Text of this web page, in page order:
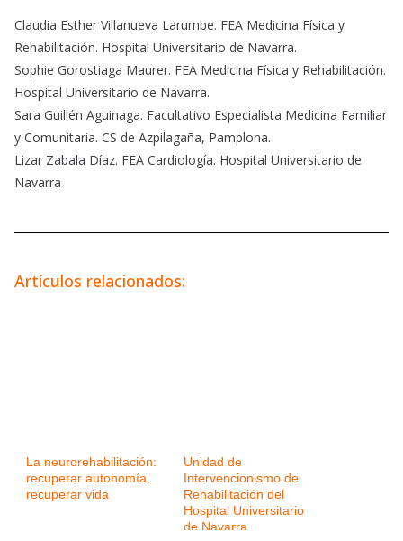
Claudia Esther Villanueva Larumbe. FEA Medicina Física y
Rehabilitación. Hospital Universitario de Navarra.
Sophie Gorostiaga Maurer. FEA Medicina Física y Rehabilitación.
Hospital Universitario de Navarra.
Sara Guillén Aguinaga. Facultativo Especialista Medicina Familiar
y Comunitaria. CS de Azpilagaña, Pamplona.
Lizar Zabala Díaz. FEA Cardiología. Hospital Universitario de
Navarra
Artículos relacionados:
La neurorehabilitación:
recuperar autonomía,
recuperar vida
Unidad de
Intervencionismo de
Rehabilitación del
Hospital Universitario
de Navarra